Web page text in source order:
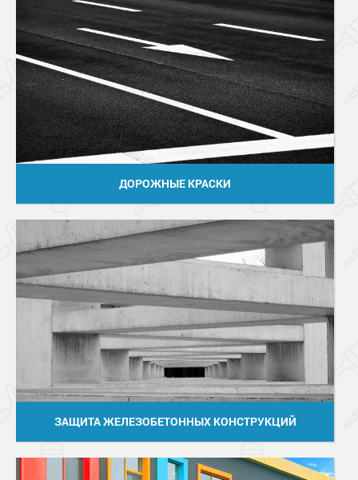
ДОРОЖНЫЕ КРАСКИ
ЗАЩИТА ЖЕЛЕЗОБЕТОННЫХ КОНСТРУКЦИЙ